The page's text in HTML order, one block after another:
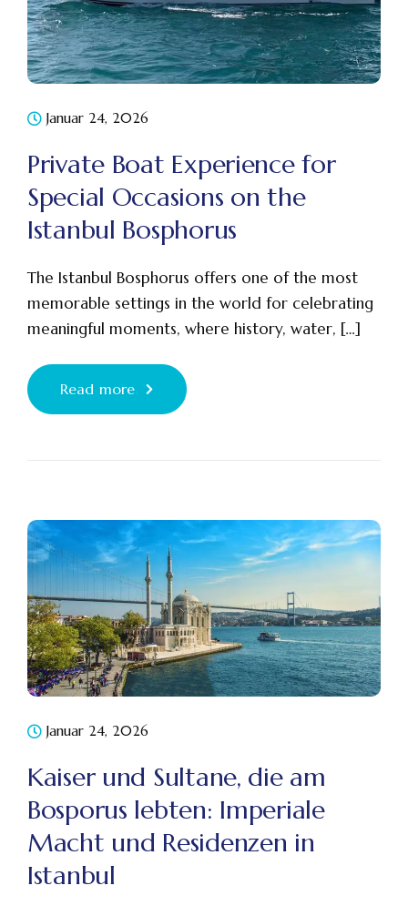
Januar 24, 2026
Private Boat Experience for
Special Occasions on the
Istanbul Bosphorus
The Istanbul Bosphorus offers one of the most
memorable settings in the world for celebrating
meaningful moments, where history, water, […]
Read more
Januar 24, 2026
Kaiser und Sultane, die am
Bosporus lebten: Imperiale
Macht und Residenzen in
Istanbul